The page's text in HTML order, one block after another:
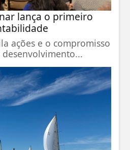
lança o primeiro
ações e o compromisso